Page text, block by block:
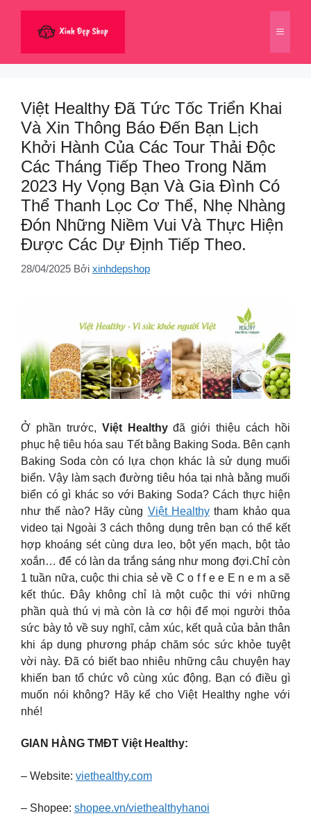
dung
Menu
Việt Healthy Đã Tức Tốc Triển Khai
Và Xin Thông Báo Đến Bạn Lịch
Khởi Hành Của Các Tour Thải Độc
Các Tháng Tiếp Theo Trong Năm
2023 Hy Vọng Bạn Và Gia Đình Có
Thể Thanh Lọc Cơ Thể, Nhẹ Nhàng
Đón Những Niềm Vui Và Thực Hiện
Được Các Dự Định Tiếp Theo.
28/04/2025 Bởi xinhdepshop
Ở phần trước, Việt Healthyđã giới thiệu cách hồi
phục hệ tiêu hóa sau Tết bằng Baking Soda. Bên cạnh
Baking Soda còn có lựa chọn khác là sử dụng muối
biển. Vậy làm sạch đường tiêu hóa tại nhà bằng muối
biển có gì khác so với Baking Soda? Cách thực hiện
như thế nào? Hãy cùng Việt Healthy tham khảo qua
video tại Ngoài 3 cách thông dụng trên bạn có thể kết
hợp khoáng sét cùng dưa leo, bột yến mạch, bột tảo
xoắn… để có làn da trắng sáng như mong đợi.Chỉ còn
1 tuần nữa, cuộc thi chia sẻ về C o f f e e E n e m a sẽ
kết thúc. Đây không chỉ là một cuộc thi với những
phần quà thú vị mà còn là cơ hội để mọi người thỏa
sức bày tỏ về suy nghĩ, cảm xúc, kết quả của bản thân
khi áp dụng phương pháp chăm sóc sức khỏe tuyệt
vời này. Đã có biết bao nhiêu những câu chuyện hay
khiến ban tổ chức vô cùng xúc động. Bạn có điều gì
muốn nói không? Hãy kể cho Việt Healthy nghe với
nhé!
GIAN HÀNG TMĐT Việt Healthy:
– Website: viethealthy.com
– Shopee: shopee.vn/viethealthyhanoi